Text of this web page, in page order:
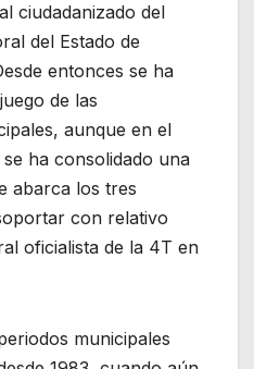
ciudadanizado del
del Estado de
entonces se ha
de las
aunque en el
ha consolidado una
abarca los tres
con relativo
oficialista de la 4T en
municipales